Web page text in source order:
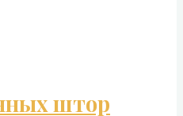
штор